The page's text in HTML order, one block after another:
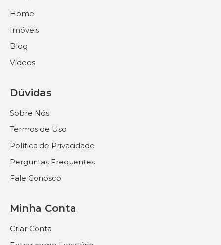
Home
Imóveis
Blog
Vídeos
Dúvidas
Sobre Nós
Termos de Uso
Política de Privacidade
Perguntas Frequentes
Fale Conosco
Minha Conta
Criar Conta